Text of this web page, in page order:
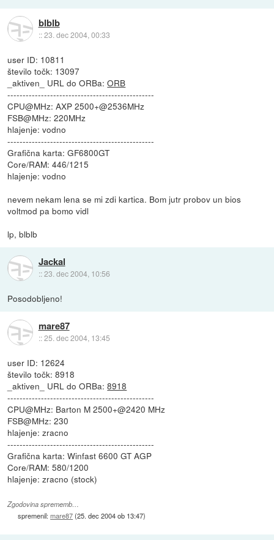
blblb
::23. dec 2004, 00:33
user ID: 10811
število točk: 13097
_aktiven_ URL do ORBa:ORB
------------------------------------------------
CPU@MHz: AXP 2500+@2536MHz
FSB@MHz: 220MHz
hlajenje: vodno
------------------------------------------------
Grafična karta: GF6800GT
Core/RAM: 446/1215
hlajenje: vodno
nevem nekam lena se mi zdi kartica. Bom jutr probov un bios
voltmod pa bomo vidl
lp, blblb
Jackal
::23. dec 2004, 10:56
Posodobljeno!
mare87
::25. dec 2004, 13:45
user ID: 12624
število točk: 8918
_aktiven_ URL do ORBa:8918
------------------------------------------------
CPU@MHz: Barton M 2500+@2420 MHz
FSB@MHz: 230
hlajenje: zracno
------------------------------------------------
Grafična karta: Winfast 6600 GT AGP
Core/RAM: 580/1200
hlajenje: zracno (stock)
Zgodovina sprememb…
spremenil:mare87(25. dec 2004 ob 13:47)